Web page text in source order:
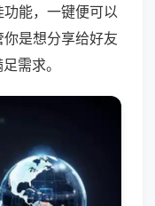
能，一键便可以
是想分享给好友
需求。